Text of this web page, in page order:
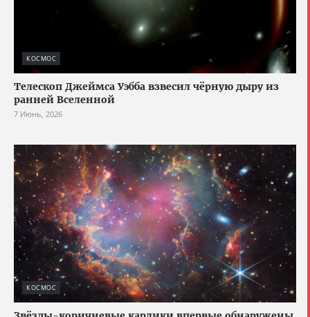
КОСМОС
Телескоп Джеймса Уэбба взвесил чёрную дыру из
ранней Вселенной
7 Июнь, 2026
КОСМОС